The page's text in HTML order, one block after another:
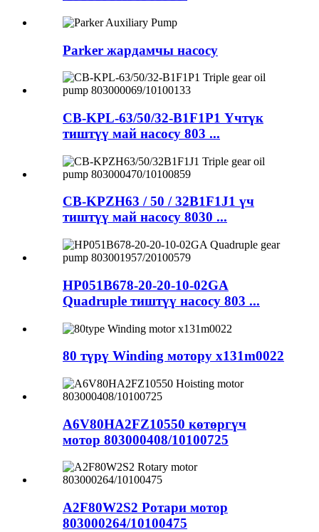
Parker жардамчы насосу
CB-KPL-63/50/32-B1F1P1 Үчтүк
тиштүү май насосу 803 ...
CB-KPZH63 / 50 / 32B1F1J1 үч
тиштүү май насосу 8030 ...
HP051B678-20-20-10-02GA
Quadruple тиштүү насосу 803 ...
80 түрү Winding мотору x131m0022
A6V80HA2FZ10550 көтөргүч
мотор 803000408/10100725
A2F80W2S2 Ротари мотор
803000264/10100475